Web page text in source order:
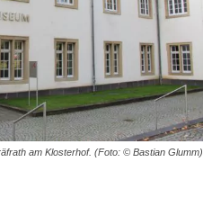
am Klosterhof. (Foto: © Bastian Glumm)